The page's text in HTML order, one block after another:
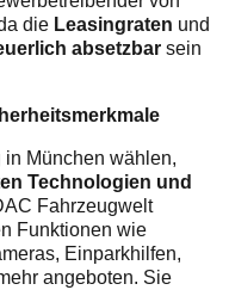
die Leasingraten und
absetzbar sein
München wählen,
Technologien und
Fahrzeugwelt
Funktionen wie
Einparkhilfen,
angeboten. Sie